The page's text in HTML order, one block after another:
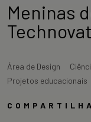
Meninas
Área de Design
Projetos educacionais